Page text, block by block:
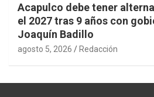
Acapulco debe tener
el 2027 tras 9 años con
Joaquín Badillo
agosto 5, 2026 Redacción